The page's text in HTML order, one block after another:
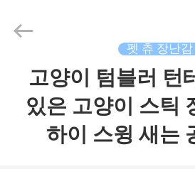
2020
Reserved.
펫 츄 장난감
고양이 텀블러 턴
있은 고양이 스틱
하이 스윙 새는